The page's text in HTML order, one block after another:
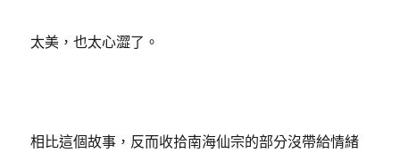
太美，也太心澀了。
相比這個故事，反而收拾南海仙宗的部分沒帶給情緒